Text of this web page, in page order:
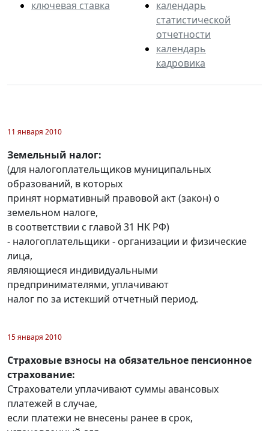
ключевая ставка
календарь
статистической
отчетности
календарь
кадровика
11 января 2010
Земельный налог:
(для налогоплательщиков муниципальных
образований, в которых
принят нормативный правовой акт (закон) о
земельном налоге,
в соответствии с главой 31 НК РФ)
- налогоплательщики - организации и физические
лица,
являющиеся индивидуальными
предпринимателями, уплачивают
налог по за истекший отчетный период.
15 января 2010
Страховые взносы на обязательное пенсионное
страхование:
Страхователи уплачивают суммы авансовых
платежей в случае,
если платежи не внесены ранее в срок,